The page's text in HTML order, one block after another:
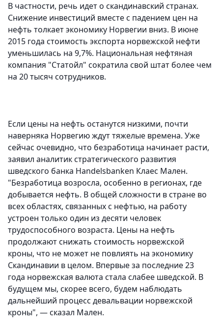
В частности, речь идет о скандинавский странах.
Снижение инвестиций вместе с падением цен на
нефть толкает экономику Норвегии вниз. В июне
2015 года стоимость экспорта норвежской нефти
уменьшилась на 9,7%. Национальная нефтяная
компания "Статойл" сократила свой штат более чем
на 20 тысяч сотрудников.
Если цены на нефть останутся низкими, почти
наверняка Норвегию ждут тяжелые времена. Уже
сейчас очевидно, что безработица начинает расти,
заявил аналитик стратегического развития
шведского банка Handelsbanken Клаес Мален.
"Безработица возросла, особенно в регионах, где
добывается нефть. В общей сложности в стране во
всех областях, связанных с нефтью, на работу
устроен только один из десяти человек
трудоспособного возраста. Цены на нефть
продолжают снижать стоимость норвежской
кроны, что не может не повлиять на экономику
Скандинавии в целом. Впервые за последние 23
года норвежская валюта стала слабее шведской. В
будущем мы, скорее всего, будем наблюдать
дальнейший процесс девальвации норвежской
кроны", — сказал Мален.